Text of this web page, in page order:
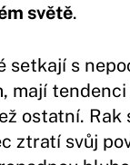
světě.
setkají s
mají
ostatní. Rak
ztratí svůj